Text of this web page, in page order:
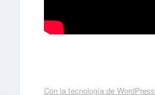
Con la tecnología de WordPress